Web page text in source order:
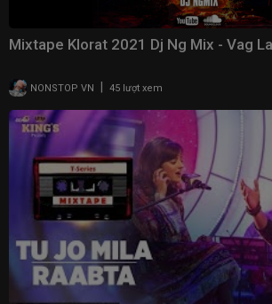
Mixtape Klorat 2021 Dj Ng Mix - Vag
NONSTOP VN 45 lượt xem